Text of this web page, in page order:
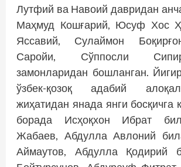
Лутфий ва Навоий давридан
Маҳмуд Кошғарий, Юсуф Хос
Яссавий, Сулаймон
Саройи, Сўппосли
замонларидан бошланган.
ўзбек-қозоқ адабий
жиҳатидан янада янги босқичга
борада Исҳоқхон Ибрат
Жабаев, Абдулла Авлоний
Аймаутов, Абдулла Қодирий